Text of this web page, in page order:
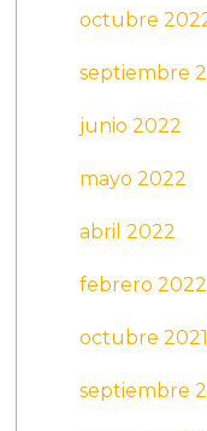
octubre
septiembre
junio 2022
mayo 2022
abril 2022
febrero 2022
octubre 2021
septiembre